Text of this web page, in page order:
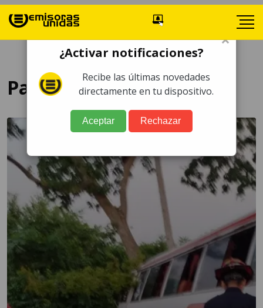
Paramédicos
×
¿Activar notificaciones?
Recibe las últimas novedades
directamente en tu dispositivo.
Aceptar Rechazar